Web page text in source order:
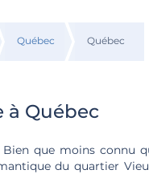
Québec Québec
à Québec
Bien que moins connu
du quartier